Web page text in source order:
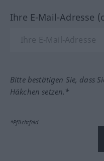
Ihre E-Mail-Adresse
Bitte bestätigen Sie, dass
Häkchen setzen.*
*Pflichtfeld